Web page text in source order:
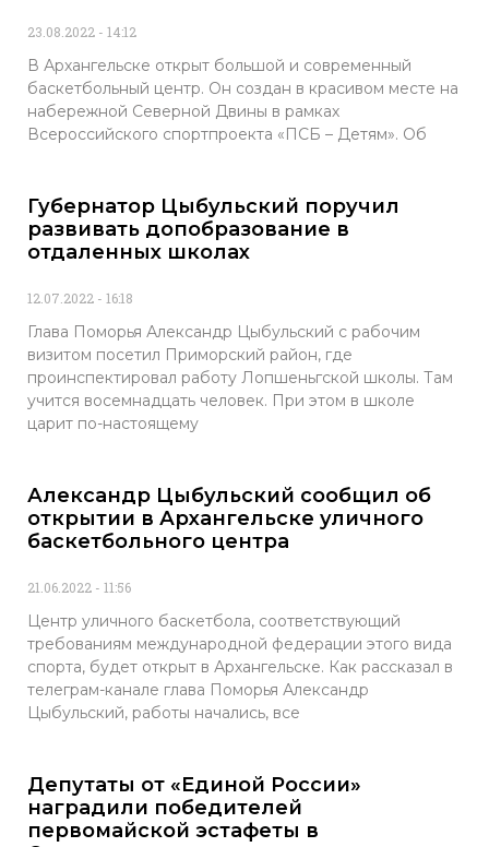
23.08.2022 14:12
В Архангельске открыт большой и современный
баскетбольный центр. Он создан в красивом месте на
набережной Северной Двины в рамках
Всероссийского спортпроекта «ПСБ – Детям». Об
Губернатор Цыбульский поручил
развивать допобразование в
отдаленных школах
12.07.2022 16:18
Глава Поморья Александр Цыбульский с рабочим
визитом посетил Приморский район, где
проинспектировал работу Лопшеньгской школы. Там
учится восемнадцать человек. При этом в школе
царит по-настоящему
Александр Цыбульский сообщил об
открытии в Архангельске уличного
баскетбольного центра
21.06.2022 11:56
Центр уличного баскетбола, соответствующий
требованиям международной федерации этого вида
спорта, будет открыт в Архангельске. Как рассказал в
телеграм-канале глава Поморья Александр
Цыбульский, работы начались, все
Депутаты от «Единой России»
наградили победителей
первомайской эстафеты в